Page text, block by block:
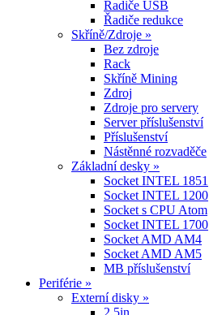
Řadiče USB
Řadiče redukce
Skříně/Zdroje »
Bez zdroje
Rack
Skříně Mining
Zdroj
Zdroje pro servery
Server příslušenství
Příslušenství
Nástěnné rozvaděče
Základní desky »
Socket INTEL 1851
Socket INTEL 1200
Socket s CPU Atom
Socket INTEL 1700
Socket AMD AM4
Socket AMD AM5
MB příslušenství
Periférie »
Externí disky »
2,5in